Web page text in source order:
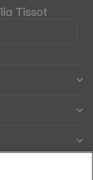
Tissot